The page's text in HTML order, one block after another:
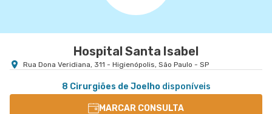
Hospital Santa Isabel
Rua Dona Veridiana, 311 - Higienópolis, São Paulo - SP
8 Cirurgiões de Joelhodisponíveis
MARCAR CONSULTA